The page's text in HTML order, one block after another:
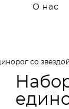
О нас
со